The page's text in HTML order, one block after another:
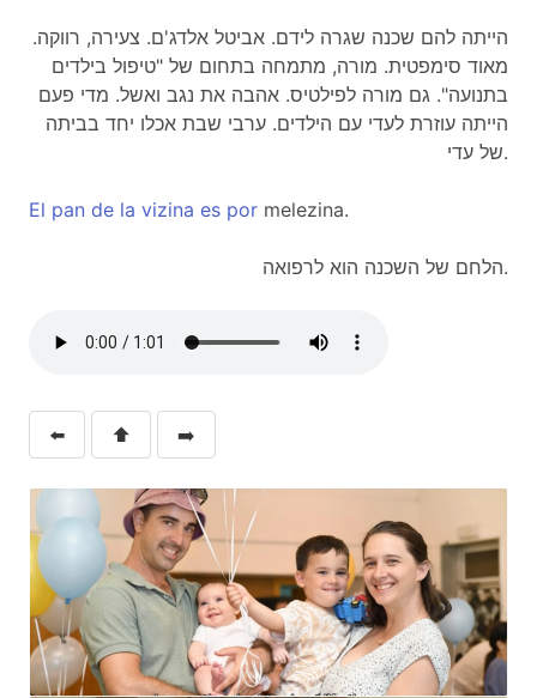
הייתה להם שכנה שגרה לידם. אביטל אלדג'ם. צעירה, רווקה.
מאוד סימפטית. מורה, מתמחה בתחום של "טיפול בילדים
בתנועה". גם מורה לפילטיס. אהבה את נגב ואשל. מדי פעם
הייתה עוזרת לעדי עם הילדים. ערבי שבת אכלו יחד בביתה
של עדי.
El pan de la vizina es por melezina.
הלחם של השכנה הוא לרפואה.
⬅️ ⬆️ ➡️